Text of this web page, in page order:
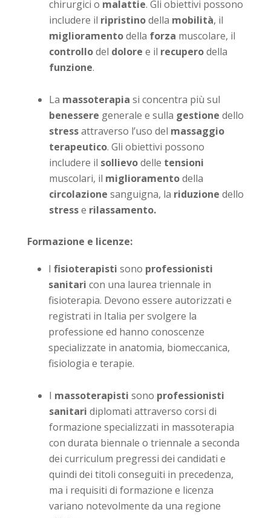
chirurgici o malattie. Gli obiettivi possono
includere il ripristinodella mobilità, il
miglioramentodella forza muscolare, il
controllodel dolore e il recuperodella
funzione.
La massoterapia si concentra più sul
benessere generale e sulla gestione dello
stressattraverso l’uso del massaggio
terapeutico. Gli obiettivi possono
includere il sollievodelle tensioni
muscolari, il miglioramentodella
circolazione sanguigna, la riduzione dello
stresse rilassamento.
Formazione e licenze:
I fisioterapisti sono professionisti
sanitari con una laurea triennale in
fisioterapia. Devono essere autorizzati e
registrati in Italia per svolgere la
professione ed hanno conoscenze
specializzate in anatomia, biomeccanica,
fisiologia e terapie.
I massoterapisti sono professionisti
sanitari diplomati attraverso corsi di
formazione specializzati in massoterapia
con durata biennale o triennale a seconda
dei curriculum pregressi dei candidati e
quindi dei titoli conseguiti in precedenza,
ma i requisiti di formazione e licenza
variano notevolmente da una regione